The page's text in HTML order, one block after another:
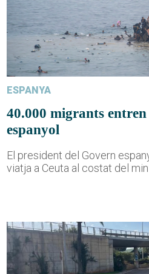
ESPANYA
40.000 migrants
espanyol
El president del Govern
viatja a Ceuta al costat del